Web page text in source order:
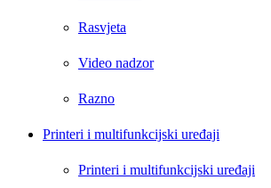
Rasvjeta
Video nadzor
Razno
Printeri i multifunkcijski uređaji
Printeri i multifunkcijski uređaji